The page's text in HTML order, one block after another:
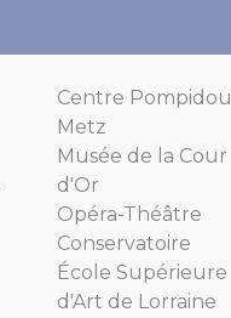
Centre
Metz
Musée de la Cour
d'Or
Opéra-Théâtre
Conservatoire
École Supérieure
d'Art de Lorraine